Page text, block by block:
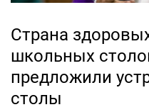
Страна
школьных
предложили
столы